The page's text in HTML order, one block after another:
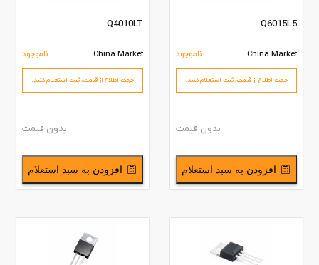
Q6015L5
China Market ناموجود
جهت اطلاع از قیمت،‌ ثبت استعلام کنید.
بدون قیمت
افزودن به سبد استعلام
Q4010LT
China Market ناموجود
جهت اطلاع از قیمت،‌ ثبت استعلام کنید.
بدون قیمت
افزودن به سبد استعلام